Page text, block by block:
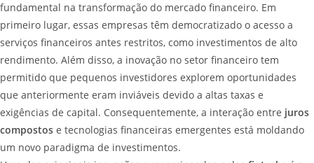
fundamental na transformação do mercado financeiro. Em
primeiro lugar, essas empresas têm democratizado o acesso a
serviços financeiros antes restritos, como investimentos de alto
rendimento. Além disso, a inovação no setor financeiro tem
permitido que pequenos investidores explorem oportunidades
que anteriormente eram inviáveis devido a altas taxas e
exigências de capital. Consequentemente, a interação entre juros
compostos e tecnologias financeiras emergentes está moldando
um novo paradigma de investimentos.